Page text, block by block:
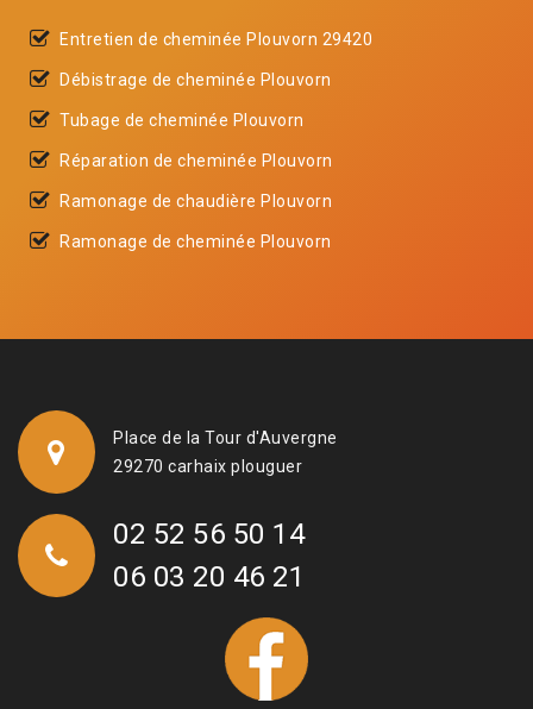
Entretien de cheminée Plouvorn 29420
Débistrage de cheminée Plouvorn
Tubage de cheminée Plouvorn
Réparation de cheminée Plouvorn
Ramonage de chaudière Plouvorn
Ramonage de cheminée Plouvorn
Place de la Tour d'Auvergne
29270 carhaix plouguer
02 52 56 50 14
06 03 20 46 21